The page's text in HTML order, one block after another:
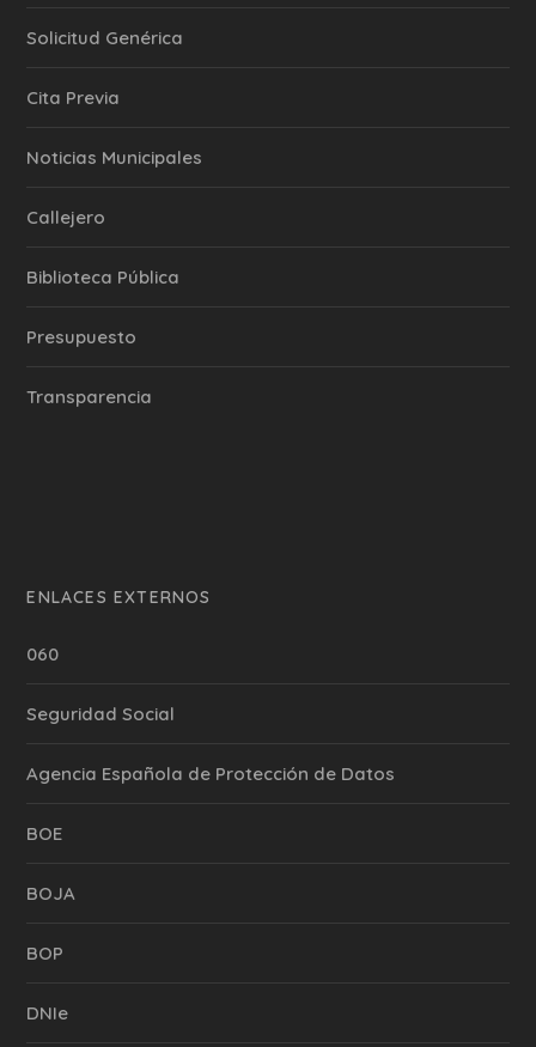
Solicitud Genérica
Cita Previa
‎Noticias Municipales
Callejero
Biblioteca Pública
Presupuesto
Transparencia
ENLACES EXTERNOS
060
Seguridad Social
Agencia Española de Protección de Datos
BOE
BOJA
BOP
DNIe